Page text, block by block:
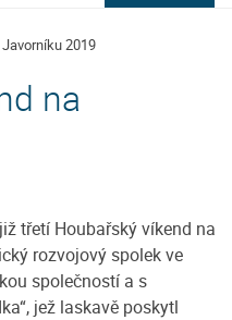
2019
na
třetí Houbařský víkend na
rozvojový spolek ve
společností a s
jež laskavě poskytl